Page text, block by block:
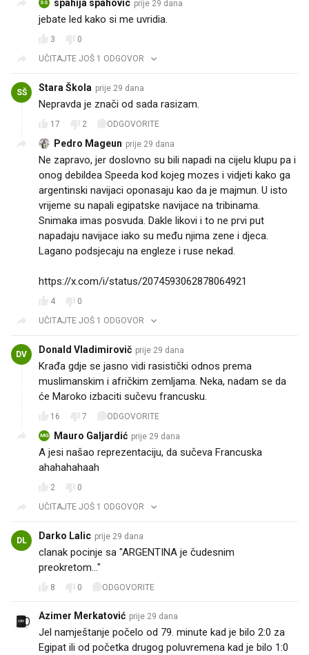
SS spahija spahovic prije 29 dana
jebate led kako si me uvridia.
3
0
UČITAJTE JOŠ 1 ODGOVOR
SŠ Stara Škola prije 29 dana
Nepravda je znači od sada rasizam.
17 2 ODGOVORITE
Pedro Mageun prije 29 dana
Ne zapravo, jer doslovno su bili napadi na cijelu klupu pa i
onog debildea Speeda kod kojeg mozes i vidjeti kako ga
argentinski navijaci oponasaju kao da je majmun. U isto
vrijeme su napali egipatske navijace na tribinama.
Snimaka imas posvuda. Dakle likovi i to ne prvi put
napadaju navijace iako su među njima zene i djeca.
Lagano podsjecaju na engleze i ruse nekad.
https://x.com/i/status/2074593062878064921
4
0
UČITAJTE JOŠ 1 ODGOVOR
DV Donald Vladimirovič prije 29 dana
Krađa gdje se jasno vidi rasistički odnos prema
muslimanskim i afričkim zemljama. Neka, nadam se da
će Maroko izbaciti sučevu francusku.
16 7 ODGOVORITE
MG Mauro Galjardić prije 29 dana
A jesi našao reprezentaciju, da sučeva Francuska
ahahahahaah
2
0
UČITAJTE JOŠ 1 ODGOVOR
DL Darko Lalic prije 29 dana
clanak pocinje sa "ARGENTINA je čudesnim
preokretom..." 🤡🤡🤡🤡
8 0 ODGOVORITE
Azimer Merkatović prije 29 dana
Jel namještanje počelo od 79. minute kad je bilo 2:0 za
Egipat ili od početka drugog poluvremena kad je bilo 1:0